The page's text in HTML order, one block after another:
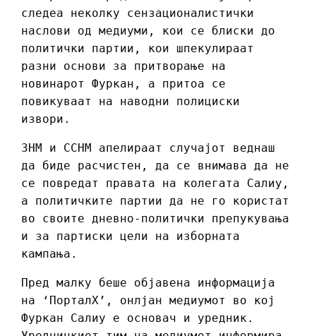
следеа неколку сензационалистички
наслови од медиуми, кои се блиски до
политички партии, кои шпекулираат
разни основи за притворање на
новинарот Фуркан, а притоа се
повикуваат на наводни полициски
извори.
ЗНМ и ССНМ апелираат случајот веднаш
да биде расчистен, да се внимава да не
се повредат правата на колегата Салиу,
а политичките партии да не го користат
во своите дневно-политички препукувања
и за партиски цели на изборната
кампања.
Пред малку беше објавена информација
на ‘ПорталХ’, онлјан медиумот во кој
Фуркан Салиу е основач и уредник.